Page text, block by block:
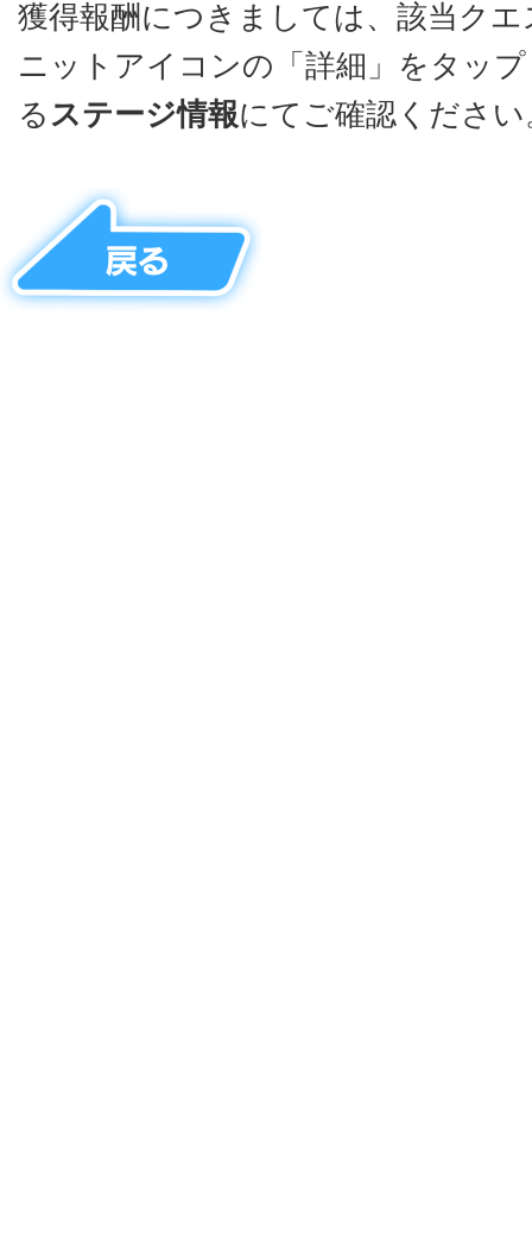
獲得報酬につきましては、該当ク
ニットアイコンの「詳細」をタッ
るステージ情報にてご確認ください